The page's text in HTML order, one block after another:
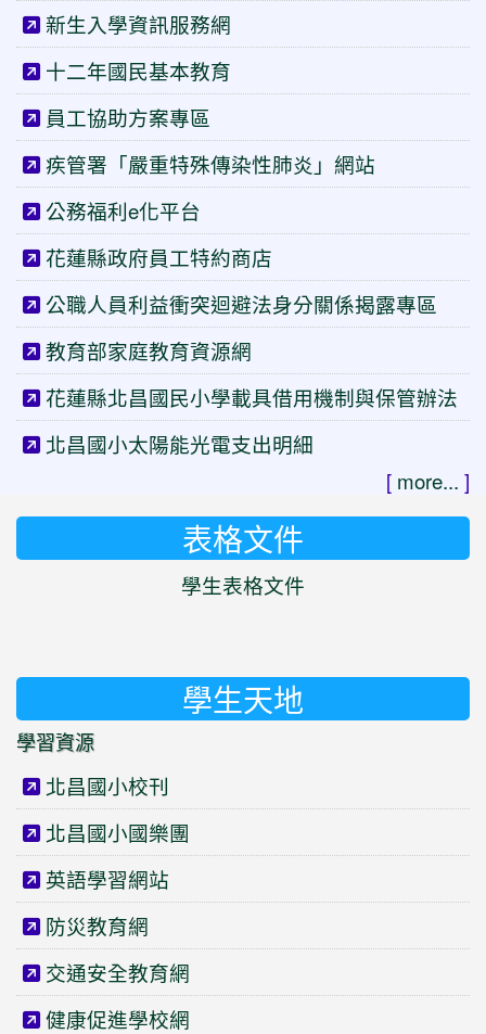
新生入學資訊服務網
十二年國民基本教育
員工協助方案專區
疾管署「嚴重特殊傳染性肺炎」網站
公務福利e化平台
花蓮縣政府員工特約商店
公職人員利益衝突迴避法身分關係揭露專區
教育部家庭教育資源網
花蓮縣北昌國民小學載具借用機制與保管辦法
北昌國小太陽能光電支出明細
[ more... ]
表格文件
學生表格文件
學生天地
學習資源
北昌國小校刊
北昌國小國樂團
英語學習網站
防災教育網
交通安全教育網
健康促進學校網